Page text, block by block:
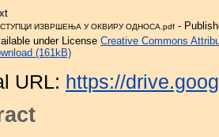
ИЗВРШЕЊА У ОКВИРУ ОДНОСА.pdf -
under License Creative Commons
(161kB)
URL: https://